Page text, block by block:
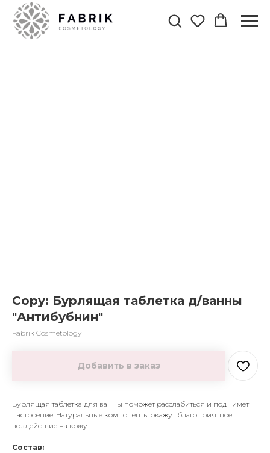
Copy: Бурлящая таблетка д/ванны
"Антибубнин"
Fabrik Cosmetology
Добавить в заказ
Бурлящая таблетка для ванны поможет расслабиться и поднимет
настроение. Натуральные компоненты окажут благоприятное
воздействие на кожу.
Состав: